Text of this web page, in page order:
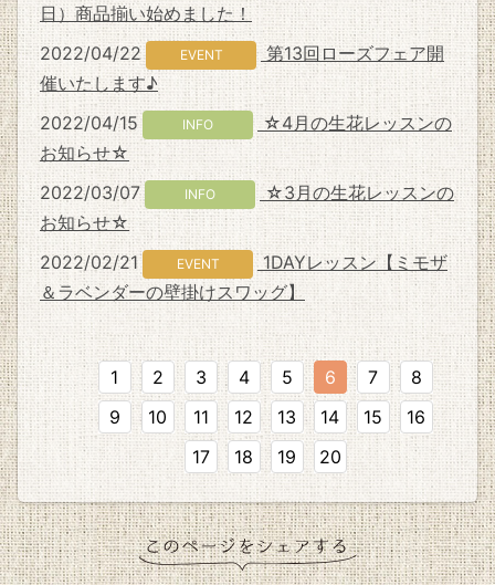
日）商品揃い始めました！
2022/04/22
EVENT
第13回ローズフェア開
催いたします♪
2022/04/15
INFO
☆4月の生花レッスンの
お知らせ☆
2022/03/07
INFO
☆3月の生花レッスンの
お知らせ☆
2022/02/21
EVENT
1DAYレッスン【ミモザ
＆ラベンダーの壁掛けスワッグ】
1 2 3 4 5 6 7
8
9
10 11 12 13 14 15
16
17
18 19 20